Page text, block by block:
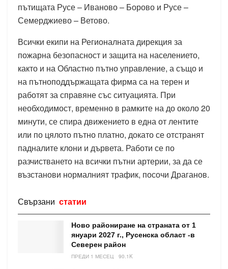
пътищата Русе – Иваново – Борово и Русе –
Семерджиево – Ветово.
Всички екипи на Регионалната дирекция за
пожарна безопасност и защита на населението,
както и на Областно пътно управление, а също и
на пътноподдържащата фирма са на терен и
работят за справяне със ситуацията. При
необходимост, временно в рамките на до около 20
минути, се спира движението в една от лентите
или по цялото пътно платно, докато се отстранят
падналите клони и дървета. Работи се по
разчистването на всички пътни артерии, за да се
възстанови нормалният трафик, посочи Драганов.
Свързани статии
Ново райониране на страната от 1
януари 2027 г., Русенска област -в
Северен район
ПРЕДИ 1 МЕСЕЦ 90.1K